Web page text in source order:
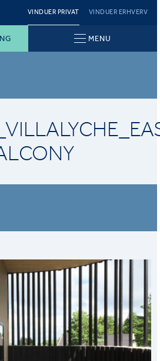
VINDUER PRIVAT VINDUER ERHVERV
MENU